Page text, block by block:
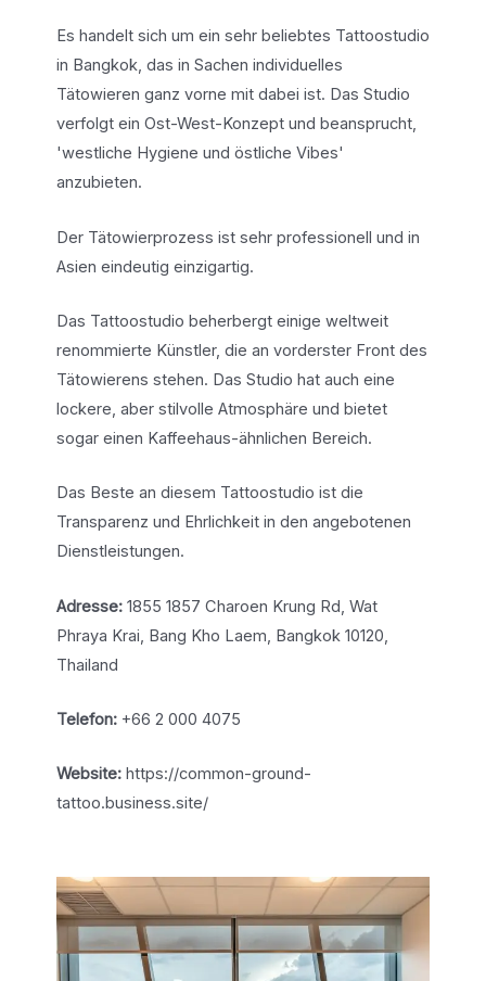
Es handelt sich um ein sehr beliebtes Tattoostudio
in Bangkok, das in Sachen individuelles
Tätowieren ganz vorne mit dabei ist. Das Studio
verfolgt ein Ost-West-Konzept und beansprucht,
'westliche Hygiene und östliche Vibes'
anzubieten.
Der Tätowierprozess ist sehr professionell und in
Asien eindeutig einzigartig.
Das Tattoostudio beherbergt einige weltweit
renommierte Künstler, die an vorderster Front des
Tätowierens stehen. Das Studio hat auch eine
lockere, aber stilvolle Atmosphäre und bietet
sogar einen Kaffeehaus-ähnlichen Bereich.
Das Beste an diesem Tattoostudio ist die
Transparenz und Ehrlichkeit in den angebotenen
Dienstleistungen.
Adresse:1855 1857 Charoen Krung Rd, Wat
Phraya Krai, Bang Kho Laem, Bangkok 10120,
Thailand
Telefon:+66 2 000 4075
Website:https://common-ground-
tattoo.business.site/